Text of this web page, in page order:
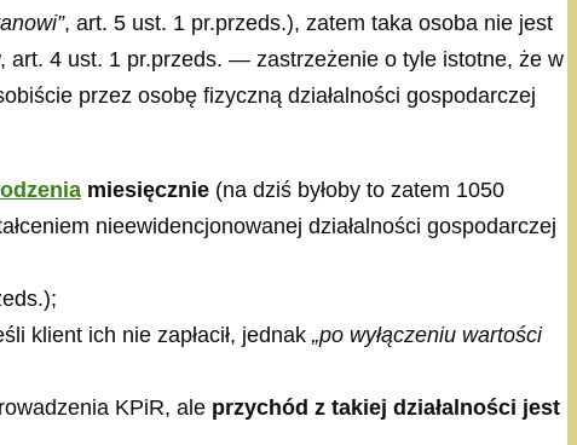
, art. 5 ust. 1 pr.przeds.), zatem taka osoba nie jest
art. 4 ust. 1 pr.przeds. — zastrzeżenie o tyle istotne, że w
przez osobę fizyczną działalności gospodarczej
miesięcznie (na dziś byłoby to zatem 1050
nieewidencjonowanej działalności gospodarczej
klient ich nie zapłacił, jednak „po wyłączeniu wartości
KPiR, ale przychód z takiej działalności jest